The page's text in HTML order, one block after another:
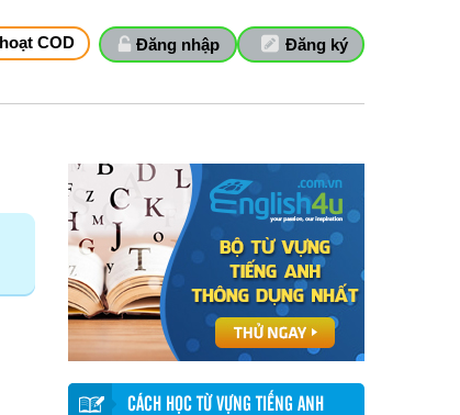
Đăng ký
Đăng nhập
COD
CÁCH HỌC TỪ VỰNG TIẾNG ANH